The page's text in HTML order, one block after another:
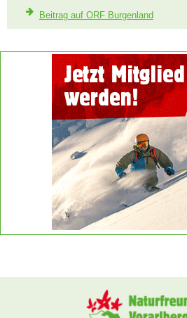
Beitrag auf ORF Burgenland